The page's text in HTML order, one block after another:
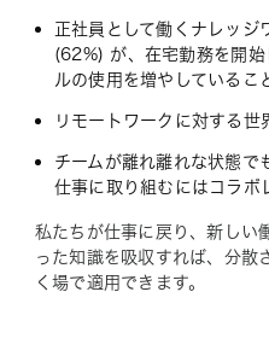
正社員として働くナレッ
(62%) が、在宅勤務を開
ルの使用を増やしているこ
リモートワークに対する
チームが離れ離れな状態で
仕事に取り組むにはコラボ
私たちが仕事に戻り、新しい
った知識を吸収すれば、分散
く場で適用できます。